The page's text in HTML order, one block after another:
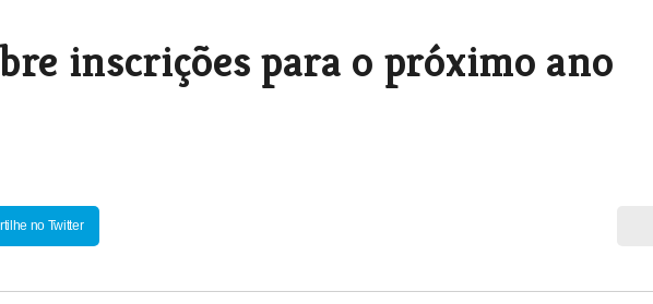
inscrições para o próximo ano
no Twitter